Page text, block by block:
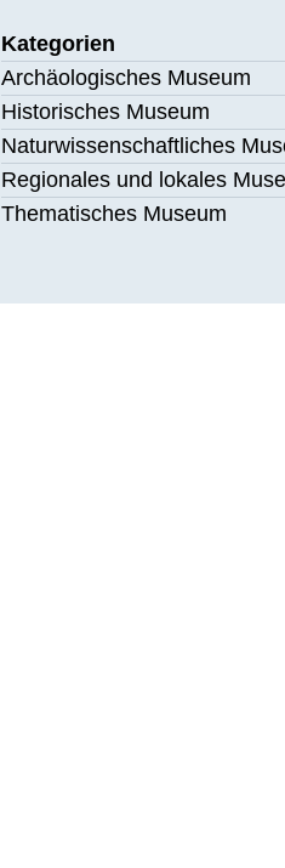
Kategorien
Archäologisches Museum
Historisches Museum
Naturwissenschaftliches
Regionales und lokales
Thematisches Museum